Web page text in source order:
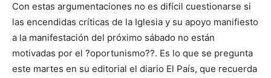
Con estas argumentaciones no es difícil cuestionarse si
las encendidas críticas de la Iglesia y su apoyo manifiesto
a la manifestación del próximo sábado no están
motivadas por el ?oportunismo??. Es lo que se pregunta
este martes en su editorial el diario El País, que recuerda